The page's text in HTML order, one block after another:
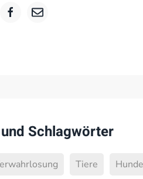
Schlagwörter
Tiere Hunde